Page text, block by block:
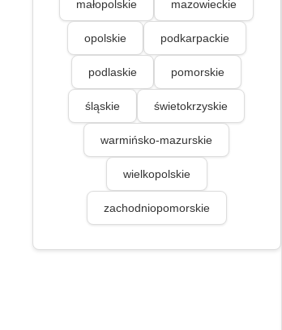
małopolskie mazowieckie
opolskie podkarpackie
podlaskie pomorskie
śląskie świetokrzyskie
warmińsko-mazurskie
wielkopolskie
zachodniopomorskie